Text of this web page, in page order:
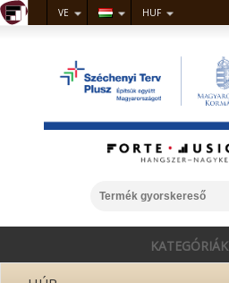
VE HUF
KATEGÓRIÁK